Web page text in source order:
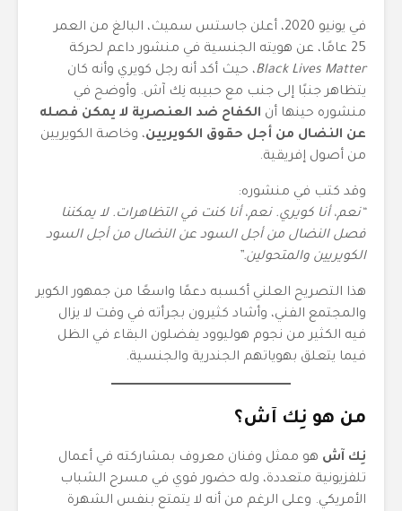
في يونيو 2020، أعلن جاستس سميث، البالغ من العمر
25 عامًا، عن هويته الجنسية في منشور داعم لحركة
Black Lives Matter، حيث أكد أنه رجل كويري وأنه كان
يتظاهر جنبًا إلى جنب مع حبيبه نِك آش. وأوضح في
منشوره حينها أن الكفاح ضد العنصرية لا يمكن فصله
عن النضال من أجل حقوق الكويريين، وخاصة الكويريين
من أصول إفريقية.
وقد كتب في منشوره:
“نعم، أنا كويري. نعم، أنا كنت في التظاهرات. لا يمكننا
فصل النضال من أجل السود عن النضال من أجل السود
الكويريين والمتحولين.”
هذا التصريح العلني أكسبه دعمًا واسعًا من جمهور الكوير
والمجتمع الفني، وأشاد كثيرون بجرأته في وقت لا يزال
فيه الكثير من نجوم هوليوود يفضلون البقاء في الظل
فيما يتعلق بهوياتهم الجندرية والجنسية.
من هو نِك آش؟
نِك آش هو ممثل وفنان معروف بمشاركته في أعمال
تلفزيونية متعددة، وله حضور قوي في مسرح الشباب
الأمريكي. وعلى الرغم من أنه لا يتمتع بنفس الشهرة